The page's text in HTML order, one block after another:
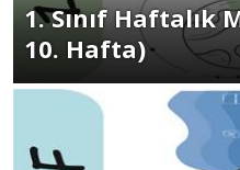
1. Sınıf Haftalık
10. Hafta)